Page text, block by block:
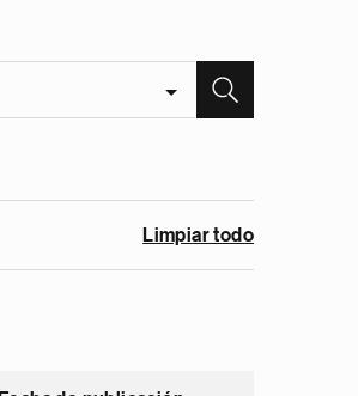
Limpiar todo